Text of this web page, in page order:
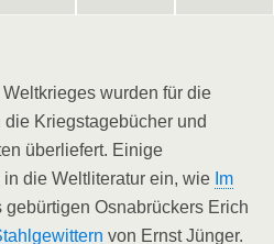
wurden für die
Kriegstagebücher und
überliefert. Einige
die Weltliteratur ein, wie Im
gebürtigen Osnabrückers Erich
von Ernst Jünger.